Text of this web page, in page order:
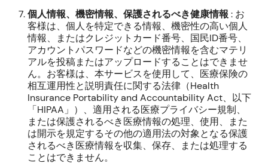
個人情報、機密情報、保護されるべき健康情報 : お
客様は、個人を特定できる情報、機密性の高い個人
情報、またはクレジットカード番号、国民ID番号、
アカウントパスワードなどの機密情報を含むマテリ
アルを投稿またはアップロードすることはできませ
ん。お客様は、本サービスを使用して、医療保険の
相互運用性と説明責任に関する法律（Health
Insurance Portability and Accountability Act、以下
「HIPAA」）、適用される医療プライバシー規制、
または保護されるべき医療情報の処理、使用、また
は開示を規定するその他の適用法の対象となる保護
されるべき医療情報を収集、保存、または処理する
ことはできません。